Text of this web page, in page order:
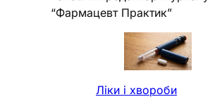
“Фармацевт Практик”
Ліки і хвороби